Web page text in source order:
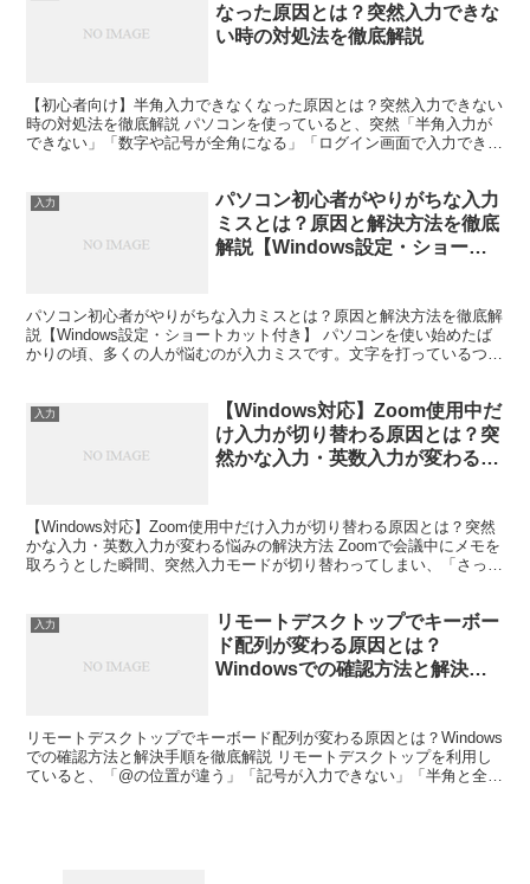
なった原因とは？突然入力できな
い時の対処法を徹底解説
【初心者向け】半角入力できなくなった原因とは？突然入力できない
時の対処法を徹底解説 パソコンを使っていると、突然「半角入力が
できない」「数字や記号が全角になる」「ログイン画面で入力できな
入力
パソコン初心者がやりがちな入力
ミスとは？原因と解決方法を徹底
解説【Windows設定・ショート
パソコン初心者がやりがちな入力ミスとは？原因と解決方法を徹底解
説【Windows設定・ショートカット付き】 パソコンを使い始めたば
かりの頃、多くの人が悩むのが入力ミスです。文字を打っているつも
入力
【Windows対応】Zoom使用中だ
け入力が切り替わる原因とは？突
然かな入力・英数入力が変わる悩
【Windows対応】Zoom使用中だけ入力が切り替わる原因とは？突然
かな入力・英数入力が変わる悩みの解決方法 Zoomで会議中にメモを
取ろうとした瞬間、突然入力モードが切り替わってしまい、「さっき
入力
リモートデスクトップでキーボー
ド配列が変わる原因とは？
Windowsでの確認方法と解決手
リモートデスクトップでキーボード配列が変わる原因とは？Windows
での確認方法と解決手順を徹底解説 リモートデスクトップを利用し
ていると、「@の位置が違う」「記号が入力できない」「半角と全角